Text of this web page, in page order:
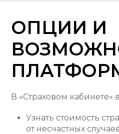
ОПЦИИ И
В «Страховом кабинете»
Узнать стоимость
от несчастных